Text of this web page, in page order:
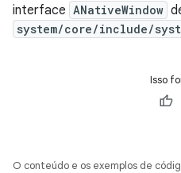
interface ANativeWindow
system/core/include/
Isso
O conteúdo e os exemplos de